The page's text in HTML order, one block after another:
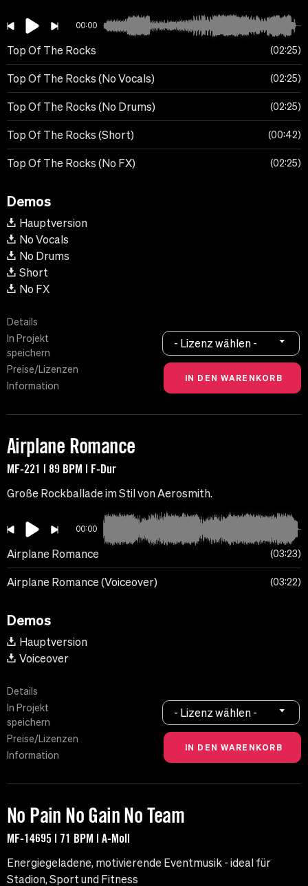
00:00
Top Of The Rocks 02:25
Top Of The Rocks (No Vocals) 02:25
Top Of The Rocks (No Drums) 02:25
Top Of The Rocks (Short) 00:42
Top Of The Rocks (No FX) 02:25
Demos
Hauptversion
No Vocals
No Drums
Short
No FX
Details
In Projekt
speichern
Preise/Lizenzen
Information
- Lizenz wählen -
Airplane Romance
MF-221 | 89 BPM | F-Dur
Große Rockballade im Stil von Aerosmith.
00:00
Airplane Romance 03:23
Airplane Romance (Voiceover) 03:22
Demos
Hauptversion
Voiceover
Details
In Projekt
speichern
Preise/Lizenzen
Information
- Lizenz wählen -
No Pain No Gain No Team
MF-14695 | 71 BPM | A-Moll
Energiegeladene, motivierende Eventmusik - ideal für
Stadion, Sport und Fitness